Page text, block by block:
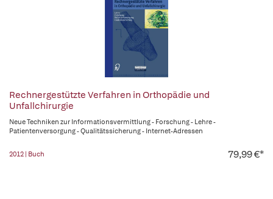
Rechnergestützte Verfahren in Orthopädie und
Unfallchirurgie
Neue Techniken zur Informationsvermittlung - Forschung - Lehre -
Patientenversorgung - Qualitätssicherung - Internet-Adressen
2012 | Buch 79,99 €*